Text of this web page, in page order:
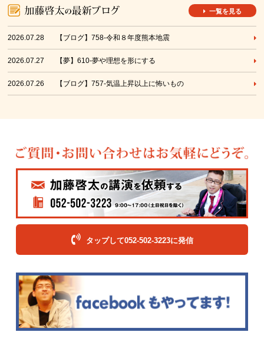
一覧を見る
2026.07.28 【ブログ】758-令和８年度熊本地震
2026.07.27 【夢】610-夢や理想を形にする
2026.07.26 【ブログ】757-気温上昇以上に怖いもの
タップして052-502-3223に発信